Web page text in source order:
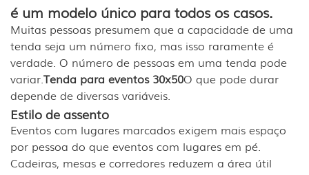
é um modelo único para todos os casos.
Muitas pessoas presumem que a capacidade de uma
tenda seja um número fixo, mas isso raramente é
verdade. O número de pessoas em uma tenda pode
variar.Tenda para eventos 30x50O que pode durar
depende de diversas variáveis.
Estilo de assento
Eventos com lugares marcados exigem mais espaço
por pessoa do que eventos com lugares em pé.
Cadeiras, mesas e corredores reduzem a área útil